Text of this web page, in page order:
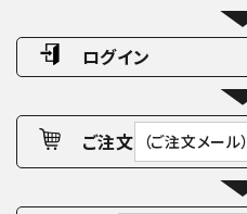
ログイン
ご注文 （ご注文メール）